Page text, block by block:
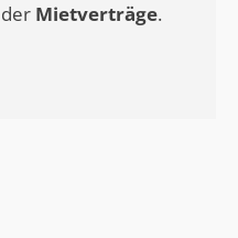
Mietverträge.